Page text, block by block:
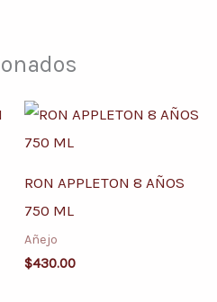
RON APPLETON 8 AÑOS
750 ML
Añejo
$430.00